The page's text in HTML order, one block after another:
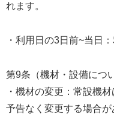
れます。
・利用日の3日前~当日
第9条（機材・設備につ
・機材の変更：常設機
予告なく変更する場合が